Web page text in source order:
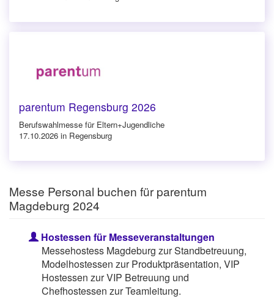
parentum Regensburg 2026
Berufswahlmesse für Eltern+Jugendliche
17.10.2026 in Regensburg
Messe Personal buchen für parentum
Magdeburg 2024
Hostessen für Messeveranstaltungen
Messehostess Magdeburg zur Standbetreuung,
Modelhostessen zur Produktpräsentation, VIP
Hostessen zur VIP Betreuung und
Chefhostessen zur Teamleitung.